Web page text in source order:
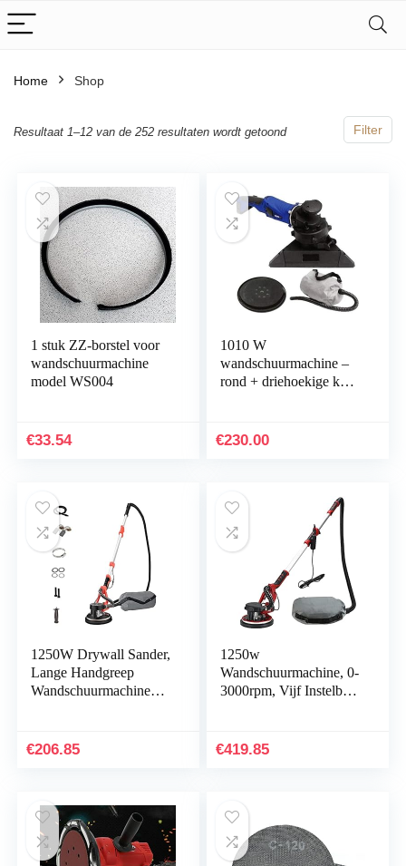
Home Shop
Filter
Resultaat 1–12 van de 252 resultaten wordt getoond
1 stuk ZZ-borstel voor
wandschuurmachine
model WS004
€33.54
1010 W
wandschuurmachine –
rond + driehoekige kop
€230.00
1250W Drywall Sander,
Lange Handgreep
Wandschuurmachine
Variabele Snelheid 800-
€206.85
1250w
Wandschuurmachine, 0-
3000rpm, Vijf Instelbare
Stofzak,
€419.85